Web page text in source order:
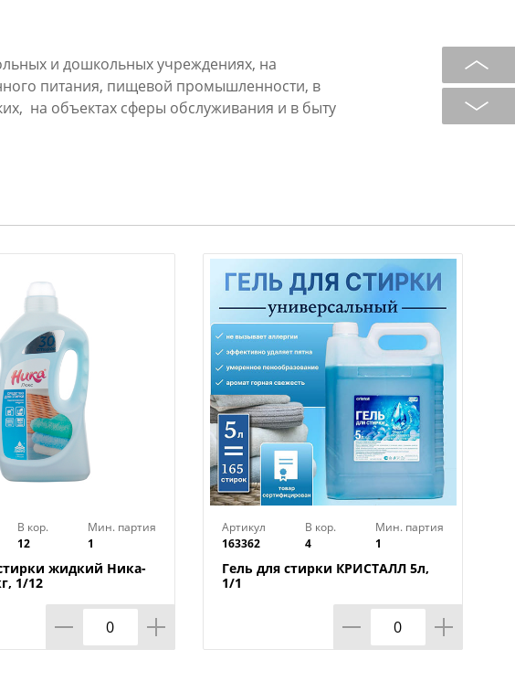
и дошкольных учреждениях, на
питания, пищевой промышленности, в
на объектах сферы обслуживания и в быту
видов тканей, шерстяного и смешанного
машинах любого типа.
статического электричества, не
хорошо гладится.
не вытягивается.
размораживания и перемешивания сохраняет
на 4-5 л воды.
мл на 5 кг сухого белья.
В кор.
12
Мин. партия
1
жидкий Ника-
1/12
Артикул
163362
В кор.
4
Мин. партия
1
Гель для стирки КРИСТАЛЛ 5л,
1/1